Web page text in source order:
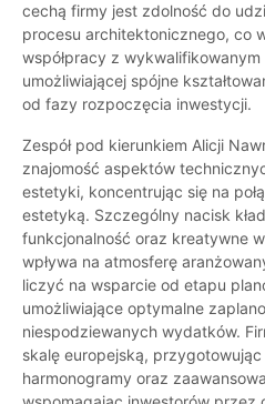
cechą firmy jest zdolność do
procesu architektonicznego, co
współpracy z
umożliwiającej spójne
od fazy rozpoczęcia inwestycji.
Zespół pod kierunkiem Alicji
znajomość aspektów
estetyki, koncentrując się na
estetyką. Szczególny nacisk
funkcjonalność oraz kreatywne
wpływa na atmosferę
liczyć na wsparcie od etapu
umożliwiające optymalne
niespodziewanych wydatków.
skalę europejską, przygotowując
harmonogramy oraz